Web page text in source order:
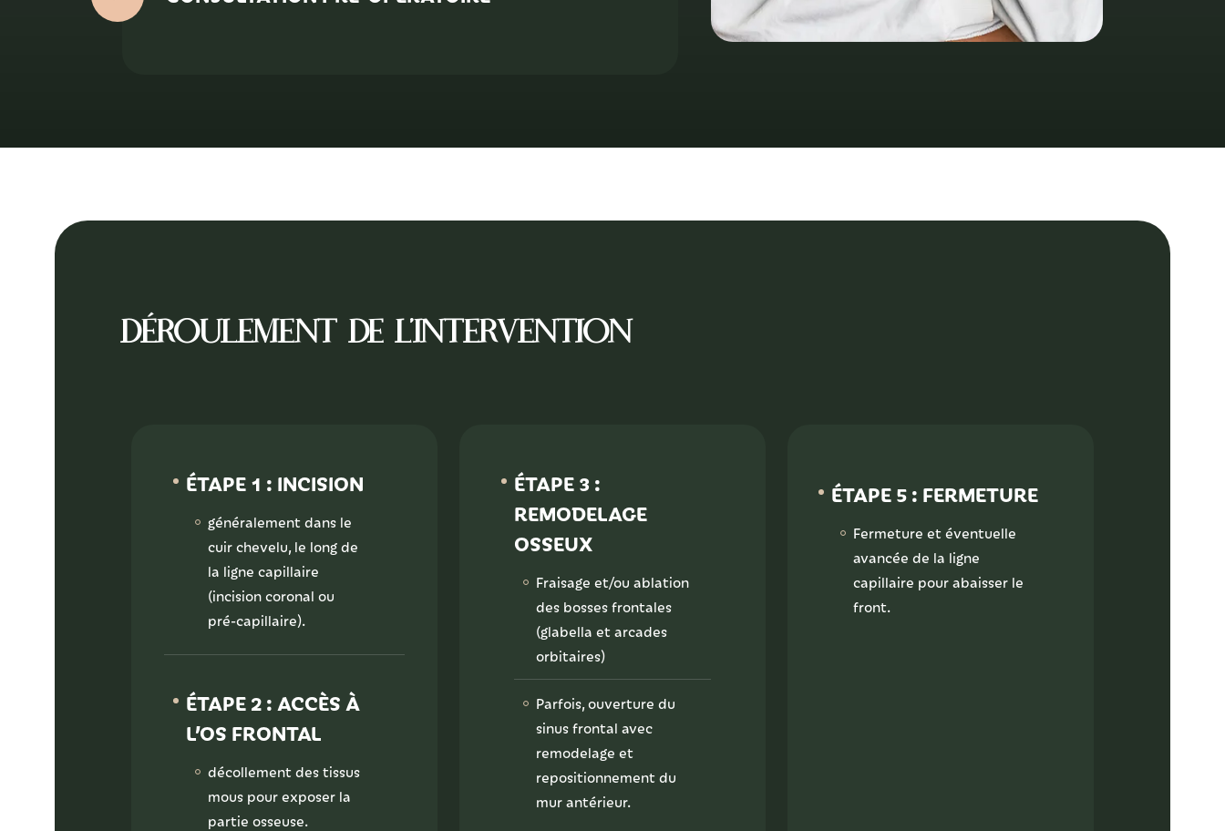
Déroulement de l'intervention
ÉTAPE 1 : INCISION
généralement dans le
cuir chevelu, le long de
la ligne capillaire
(incision coronal ou
pré-capillaire).
ÉTAPE 2 : ACCÈS À
L’OS FRONTAL
décollement des tissus
mous pour exposer la
partie osseuse.
ÉTAPE 3 :
REMODELAGE
OSSEUX
Fraisage et/ou ablation
des bosses frontales
(glabella et arcades
orbitaires)
Parfois, ouverture du
sinus frontal avec
remodelage et
repositionnement du
mur antérieur.
ÉTAPE 5 : FERMETURE
Fermeture et éventuelle
avancée de la ligne
capillaire pour abaisser le
front.